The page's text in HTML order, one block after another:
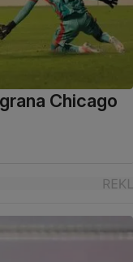
Chicago